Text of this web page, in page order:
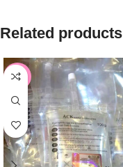
Related products
-16%